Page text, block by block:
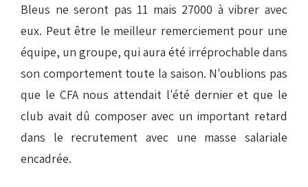
Bleus ne seront pas 11 mais 27000 à vibrer avec
eux. Peut être le meilleur remerciement pour une
équipe, un groupe, qui aura été irréprochable dans
son comportement toute la saison. N'oublions pas
que le CFA nous attendait l'été dernier et que le
club avait dû composer avec un important retard
dans le recrutement avec une masse salariale
encadrée.